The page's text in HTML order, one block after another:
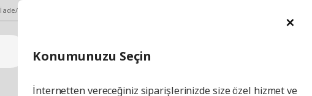
İade/Değişim Talebi
İl Seçiniz İl
Hej! Üye Girişi / Üye Ol
Konumunuzu Seçin
İnternetten vereceğiniz siparişlerinizde size özel hizmet ve